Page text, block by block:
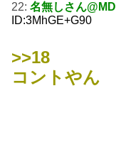
22: 名無しさん@MD
ID:3MhGE+G90
>>18
コントやん